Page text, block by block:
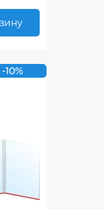
-10%